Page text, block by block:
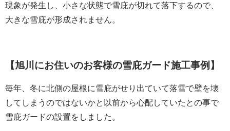
現象が発生し、小さな状態で雪庇が切れて落下するので、
大きな雪庇が形成されません。
【旭川にお住いのお客様の雪庇ガード施工事例】
毎年、冬に北側の屋根に雪庇がせり出ていて落雪で壁を壊
してしまうのではないかと以前から心配していたとの事で
雪庇ガードの設置をしました。